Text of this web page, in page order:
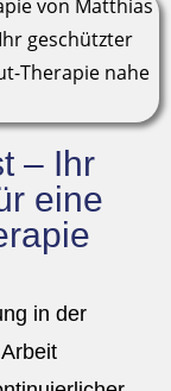
– Ihr
eine
in der